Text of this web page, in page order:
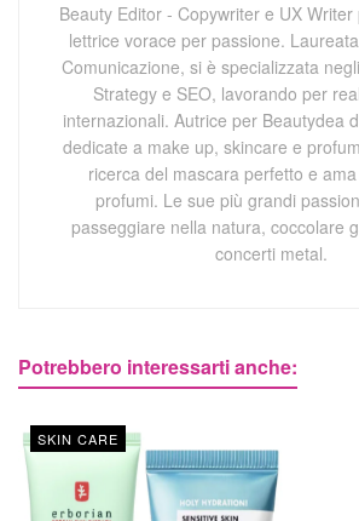
Beauty Editor - Copywriter e UX
lettrice vorace per passione.
Comunicazione, si è specializzata
Strategy e SEO, lavorando per
internazionali. Autrice per Beautydea
dedicate a make up, skincare e
ricerca del mascara perfetto e
profumi. Le sue più grandi
passeggiare nella natura, coccolare
concerti metal.
Potrebbero interessarti anche:
SKIN CARE